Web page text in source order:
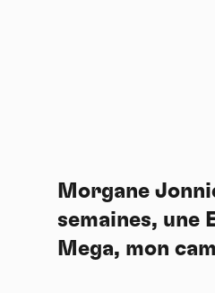
Morgane
semaines, une
Mega, mon